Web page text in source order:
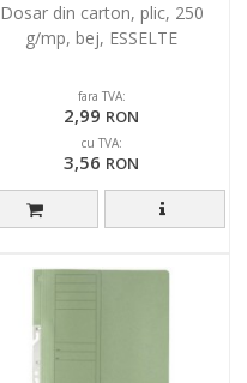
Dosar din carton, plic, 250
g/mp, bej, ESSELTE
fara TVA:
2,99 RON
cu TVA:
3,56 RON